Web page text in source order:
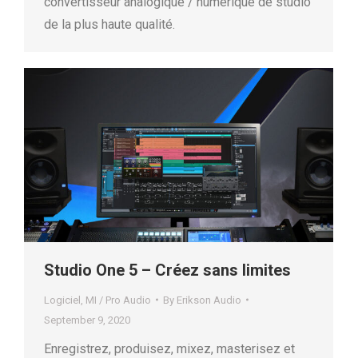
de la plus haute qualité.
Studio One 5 – Créez sans limites
Logiciel MI / Pro Audio By Erikson Audio
September 9, 2020
Enregistrez, produisez, mixez, masterisez et